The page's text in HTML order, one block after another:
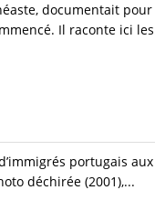
documentait
Il raconte ici
portugais
déchirée (2001),...